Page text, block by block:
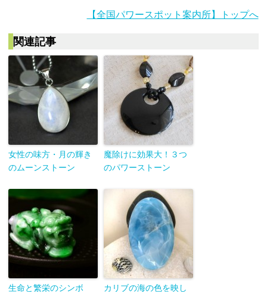
【全国パワースポット案内所】トップへ
関連記事
女性の味方・月の輝き
のムーンストーン
魔除けに効果大！３つ
のパワーストーン
生命と繁栄のシンボ
カリブの海の色を映し